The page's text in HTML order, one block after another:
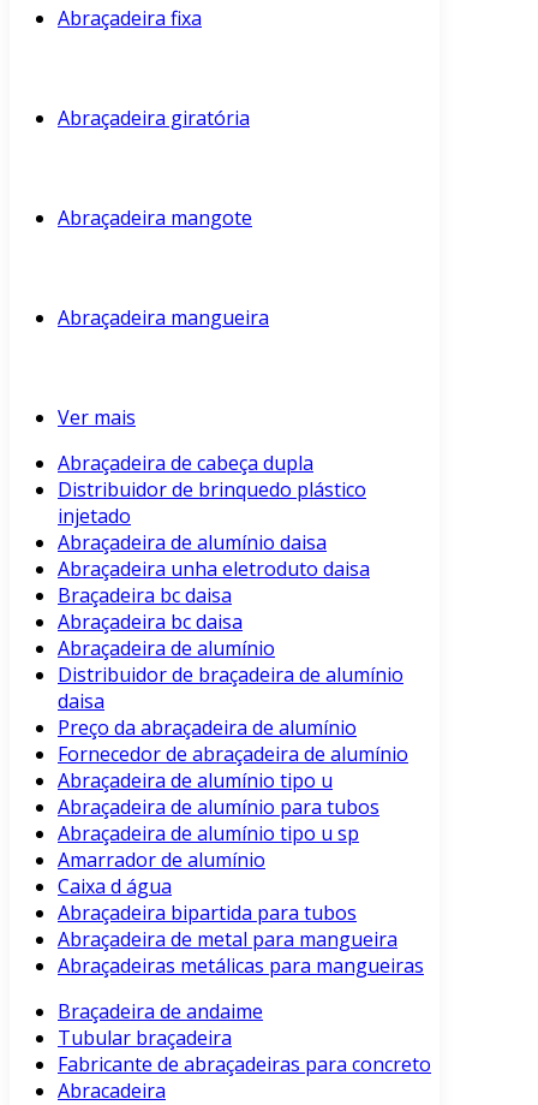
Abraçadeira fixa
Abraçadeira giratória
Abraçadeira mangote
Abraçadeira mangueira
Ver mais
Abraçadeira de cabeça dupla
Distribuidor de brinquedo plástico
injetado
Abraçadeira de alumínio daisa
Abraçadeira unha eletroduto daisa
Braçadeira bc daisa
Abraçadeira bc daisa
Abraçadeira de alumínio
Distribuidor de braçadeira de alumínio
daisa
Preço da abraçadeira de alumínio
Fornecedor de abraçadeira de alumínio
Abraçadeira de alumínio tipo u
Abraçadeira de alumínio para tubos
Abraçadeira de alumínio tipo u sp
Amarrador de alumínio
Caixa d água
Abraçadeira bipartida para tubos
Abraçadeira de metal para mangueira
Abraçadeiras metálicas para mangueiras
Braçadeira de andaime
Tubular braçadeira
Fabricante de abraçadeiras para concreto
Abracadeira